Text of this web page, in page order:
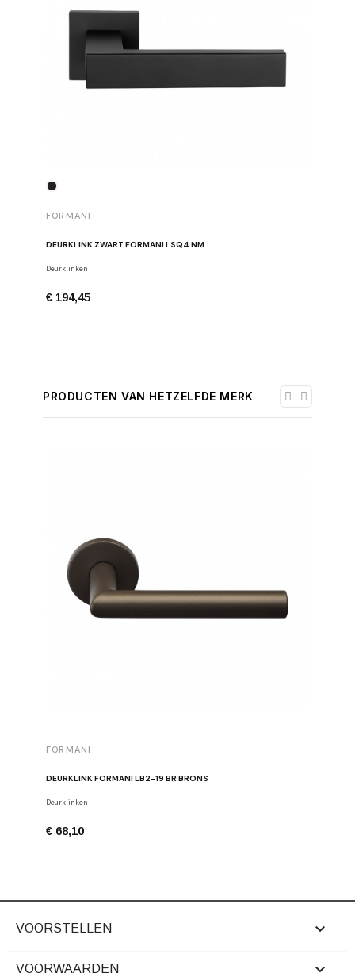
FORMANI
DEURKLINK ZWART FORMANI LSQ4 NM
Deurklinken
€ 194,45
PRODUCTEN VAN HETZELFDE MERK
FORMANI
DEURKLINK FORMANI LB2-19 BR BRONS
Deurklinken
€ 68,10
VOORSTELLEN 
VOORWAARDEN 